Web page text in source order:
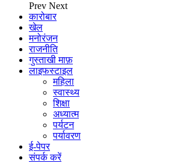
Prev Next
कारोबार
खेल
मनोरंजन
राजनीति
गुस्ताखी माफ़
लाइफस्टाइल
महिला
स्वास्थ्य
शिक्षा
अध्यात्म
पर्यटन
पर्यावरण
ई-पेपर
संपर्क करें